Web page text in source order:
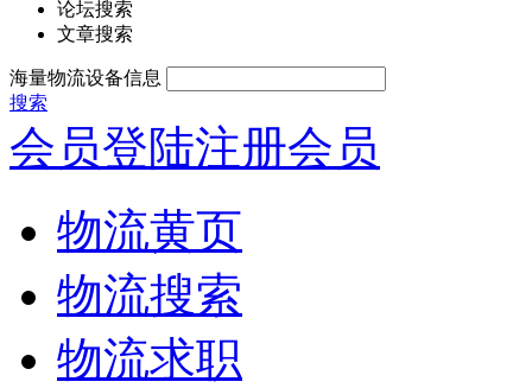
论坛搜索
文章搜索
海量物流设备信息
搜索
会员登陆注册会员
物流黄页
物流搜索
物流求职